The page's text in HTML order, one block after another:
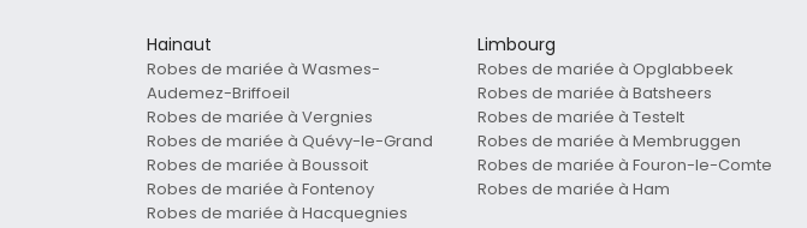
Hainaut
Robes de mariée à Wasmes-
Audemez-Briffoeil
Robes de mariée à Vergnies
Robes de mariée à Quévy-le-Grand
Robes de mariée à Boussoit
Robes de mariée à Fontenoy
Robes de mariée à Hacquegnies
Limbourg
Robes de mariée à Opglabbeek
Robes de mariée à Batsheers
Robes de mariée à Testelt
Robes de mariée à Membruggen
Robes de mariée à Fouron-le-Comte
Robes de mariée à Ham